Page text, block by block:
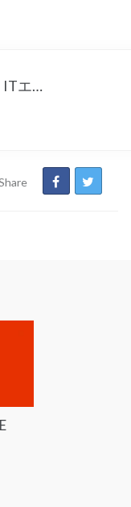
株式会社BREXA Technology ITエンジニアリング事業本部